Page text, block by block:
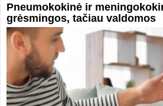
Pneumokokinė ir
grėsmingos, tačiau valdomos